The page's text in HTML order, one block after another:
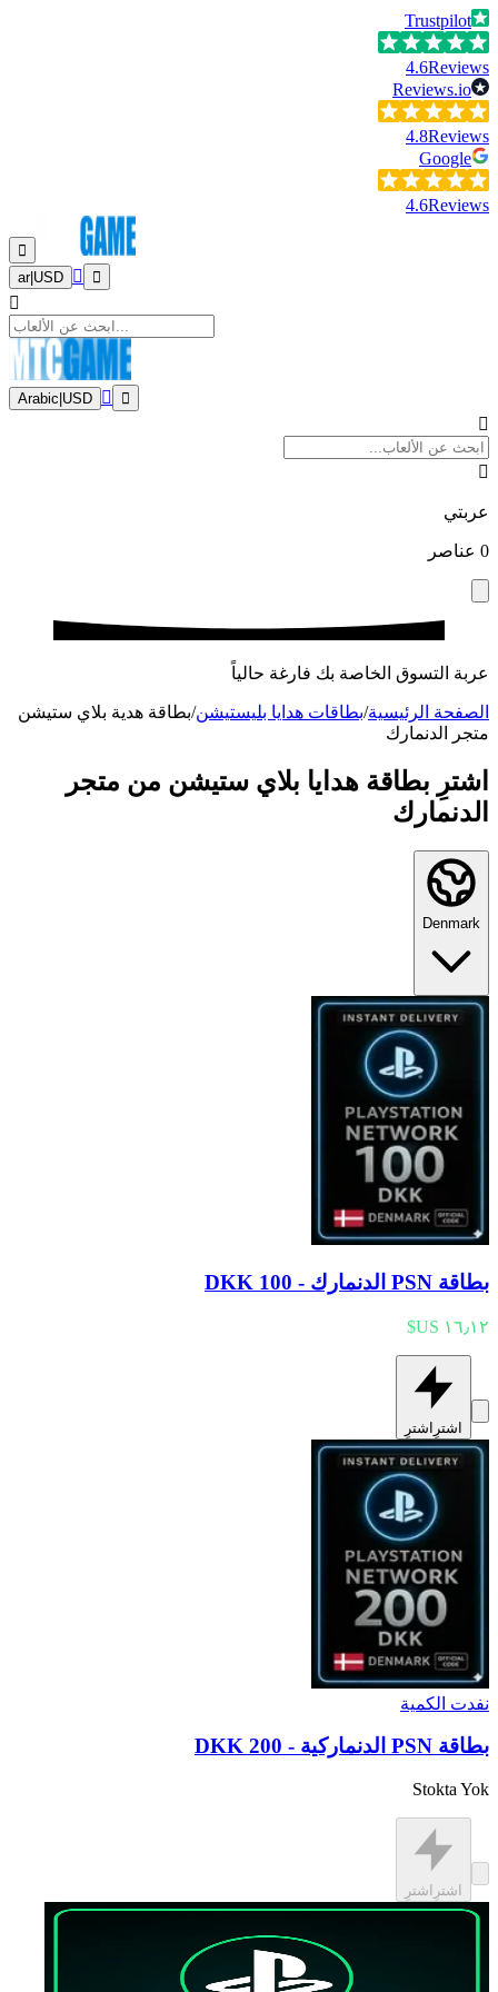
Trustpilot
4.6Reviews
Reviews.io
4.8Reviews
Google
4.6Reviews
ar| USD
Arabic USD
عربتي
0 عناصر
عربة التسوق الخاصة بك فارغة حالياً
الصفحة الرئيسية/بطاقات هدايا بليستيشن/بطاقة هدية بلاي ستيشن
متجر الدنمارك
اشترِ بطاقة هدايا بلاي ستيشن من متجر
الدنمارك
Denmark
بطاقة PSN الدنمارك - 100 DKK
اشترِ اشترِ
نفدت الكمية
بطاقة PSN الدنماركية - 200 DKK
Stokta Yok
اشترِ اشترِ